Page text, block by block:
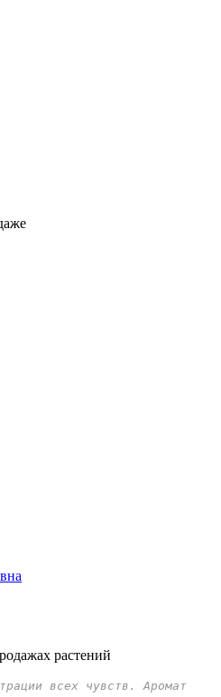
растений
всех чувств. Аромат